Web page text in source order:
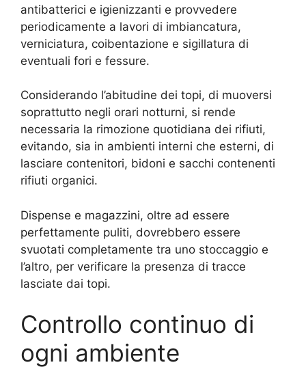
antibatterici e igienizzanti e provvedere
periodicamente a lavori di imbiancatura,
verniciatura, coibentazione e sigillatura di
eventuali fori e fessure.
Considerando l’abitudine dei topi, di muoversi
soprattutto negli orari notturni, si rende
necessaria la rimozione quotidiana dei rifiuti,
evitando, sia in ambienti interni che esterni, di
lasciare contenitori, bidoni e sacchi contenenti
rifiuti organici.
Dispense e magazzini, oltre ad essere
perfettamente puliti, dovrebbero essere
svuotati completamente tra uno stoccaggio e
l’altro, per verificare la presenza di tracce
lasciate dai topi.
Controllo continuo di
ogni ambiente